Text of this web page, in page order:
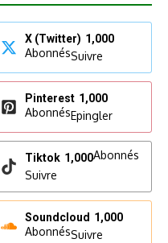
X (Twitter) 1,000
AbonnésSuivre
Pinterest 1,000
AbonnésEpingler
Tiktok 1,000Abonnés
Suivre
Soundcloud 1,000
AbonnésSuivre